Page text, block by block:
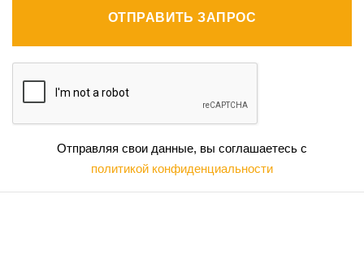
ОТПРАВИТЬ ЗАПРОС
Отправляя свои данные, вы соглашаетесь с
политикой конфиденциальности